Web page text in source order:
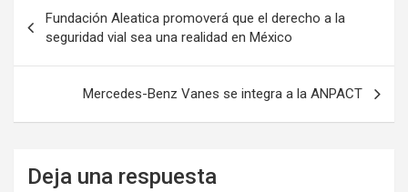
de
entradas
Fundación Aleatica promoverá que el derecho a la
seguridad vial sea una realidad en México
Mercedes-Benz Vanes se integra a la ANPACT
Deja una respuesta